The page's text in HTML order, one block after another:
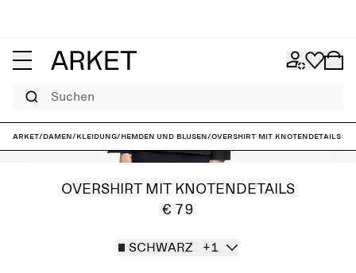
Suchen
ARKET/Damen/Kleidung/Hemden und Blusen/Overshirt mit Knotendetails
OVERSHIRT MIT KNOTENDETAILS
€ 79
SCHWARZ +1